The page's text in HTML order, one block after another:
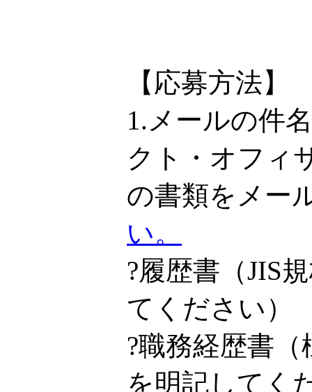
【応募方法】
1.メールの件
クト・オフィ
の書類をメー
い。
?履歴書（JIS
てください）
?職務経歴書
を明記してく